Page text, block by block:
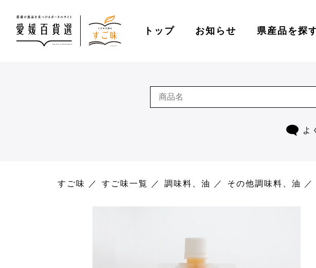
トップ お知らせ 県産品を探
よ
すご味 すご味一覧 調味料、油 その他調味料、油